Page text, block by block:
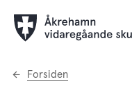
Du
Forsiden